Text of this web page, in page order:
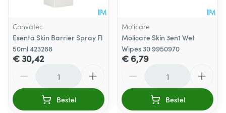
Convatec
Esenta Skin Barrier Spray Fl
50ml 423288
€ 30,42
Bestel
Molicare
Molicare Skin 3en1 Wet
Wipes 30 9950970
€ 6,79
Bestel